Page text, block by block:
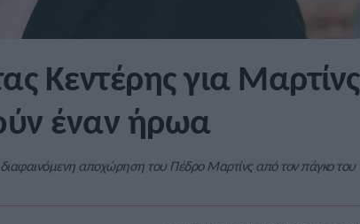
Κεντέρης για Μαρτίνς
έναν ήρωα
αποχώρηση του Πέδρο Μαρτίνς από τον πάγκο του